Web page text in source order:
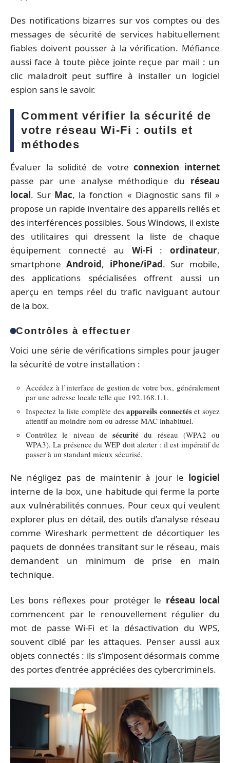
Des notifications bizarres sur vos comptes ou des
messages de sécurité de services habituellement
fiables doivent pousser à la vérification. Méfiance
aussi face à toute pièce jointe reçue par mail : un
clic maladroit peut suffire à installer un logiciel
espion sans le savoir.
Comment vérifier la sécurité de
votre réseau Wi-Fi : outils et
méthodes
Évaluer la solidité de votreconnexion internet
passe par une analyse méthodique du réseau
local. Sur Mac, la fonction « Diagnostic sans fil »
propose un rapide inventaire des appareils reliés et
des interférences possibles. Sous Windows, il existe
des utilitaires qui dressent la liste de chaque
équipement connecté au Wi-Fi :ordinateur,
smartphoneAndroid, iPhone/iPad. Sur mobile,
des applications spécialisées offrent aussi un
aperçu en temps réel du trafic naviguant autour
de la box.
Contrôles à effectuer
Voici une série de vérifications simples pour jauger
la sécurité de votre installation :
Accédez à l’interface de gestion de votre box, généralement
par une adresse locale telle que 192.168.1.1.
Inspectez la liste complète desappareils connectéset soyez
attentif au moindre nom ou adresse MAC inhabituel.
Contrôlez le niveau de sécurité du réseau (WPA2 ou
WPA3). La présence du WEP doit alerter : il est impératif de
passer à un standard mieux sécurisé.
Ne négligez pas de maintenir à jour le logiciel
interne de la box, une habitude qui ferme la porte
aux vulnérabilités connues. Pour ceux qui veulent
explorer plus en détail, des outils d’analyse réseau
comme Wireshark permettent de décortiquer les
paquets de données transitant sur le réseau, mais
demandent un minimum de prise en main
technique.
Les bons réflexes pour protéger le réseau local
commencent par le renouvellement régulier du
mot de passe Wi-Fi et la désactivation du WPS,
souvent ciblé par les attaques. Penser aussi aux
objets connectés : ils s’imposent désormais comme
des portes d’entrée appréciées des cybercriminels.